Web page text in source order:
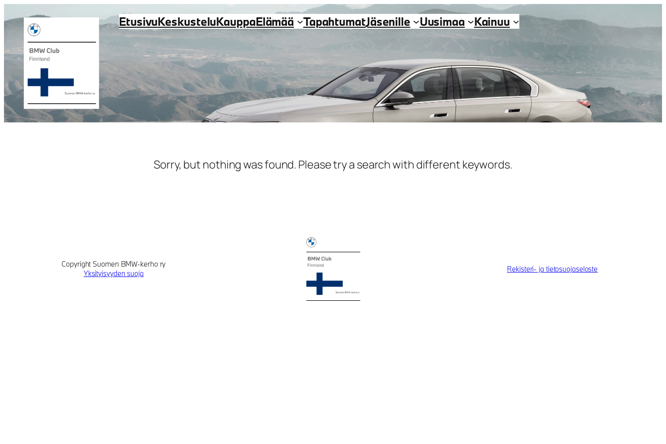
sisältöön
EtusivuKeskusteluKauppaElämää TapahtumatJäsenille Uusimaa Kainuu
Sorry, but nothing was found. Please try a search with different keywords.
Copyright Suomen BMW-kerho ry
Yksityisyyden suoja
Rekisteri- ja tietosuojaseloste